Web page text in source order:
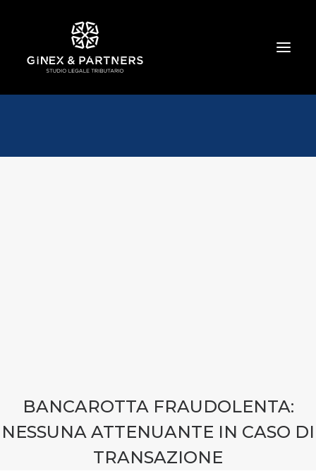
CHI SIAMO
BANCAROTTA FRAUDOLENTA:
NESSUNA ATTENUANTE IN CASO DI
TRANSAZIONE